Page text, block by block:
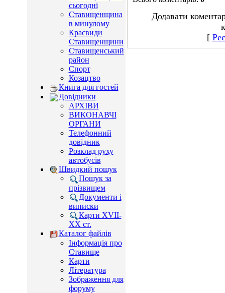
сьогодні
Ставищенщина
в минулому
Краєвиди
Ставищенщини
Ставищенський
район
Спорт
Козацтво
Книга для гостей
Довідники
АРХІВИ
ВИКОНАВЧІ
ОРГАНИ
Телефонний
довідник
Розклад руху
автобусів
Швидкий пошук
Пошук за
прізвищем
Документи і
виписки
Карти XVII-
XX ст.
Каталог файлів
Інформація про
Ставище
Карти
Література
Зображення для
форуму
Додавати
[